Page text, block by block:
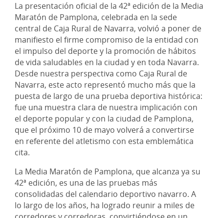
La presentación oficial de la 42ª edición de la Media
Maratón de Pamplona, celebrada en la sede
central de Caja Rural de Navarra, volvió a poner de
manifiesto el firme compromiso de la entidad con
el impulso del deporte y la promoción de hábitos
de vida saludables en la ciudad y en toda Navarra.
Desde nuestra perspectiva como Caja Rural de
Navarra, este acto representó mucho más que la
puesta de largo de una prueba deportiva histórica:
fue una muestra clara de nuestra implicación con
el deporte popular y con la ciudad de Pamplona,
que el próximo 10 de mayo volverá a convertirse
en referente del atletismo con esta emblemática
cita.
La Media Maratón de Pamplona, que alcanza ya su
42ª edición, es una de las pruebas más
consolidadas del calendario deportivo navarro. A
lo largo de los años, ha logrado reunir a miles de